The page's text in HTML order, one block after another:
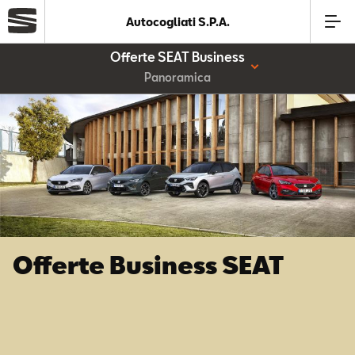
Modelli
Offerte
Service
Business
Autocogliati S.P.A.
Offerte SEAT Business
Panoramica
Offerte Business SEAT